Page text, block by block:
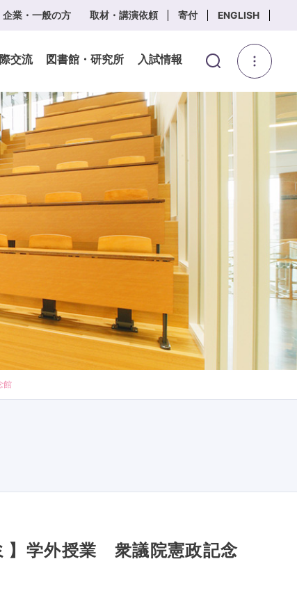
企業・一般の方 取材・講演依頼 寄付 ENGLISH
交流 図書館・研究所 入試情報
館
】学外授業 衆議院憲政記念